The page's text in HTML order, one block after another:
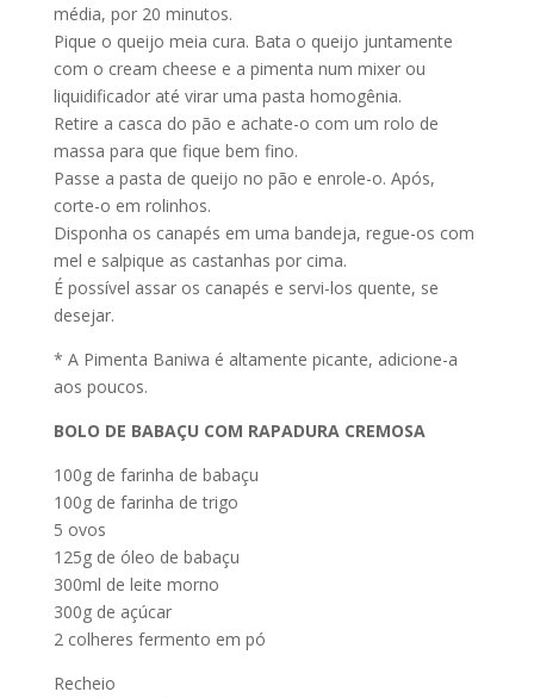
média, por 20 minutos.
Pique o queijo meia cura. Bata o queijo juntamente
com o cream cheese e a pimenta num mixer ou
liquidificador até virar uma pasta homogênia.
Retire a casca do pão e achate-o com um rolo de
massa para que fique bem fino.
Passe a pasta de queijo no pão e enrole-o. Após,
corte-o em rolinhos.
Disponha os canapés em uma bandeja, regue-os com
mel e salpique as castanhas por cima.
É possível assar os canapés e servi-los quente, se
desejar.
* A Pimenta Baniwa é altamente picante, adicione-a
aos poucos.
BOLO DE BABAÇU COM RAPADURA CREMOSA
100g de farinha de babaçu
100g de farinha de trigo
5 ovos
125g de óleo de babaçu
300ml de leite morno
300g de açúcar
2 colheres fermento em pó
Recheio